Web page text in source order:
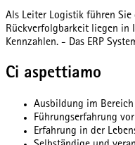
Als Leiter Logistik führen
Rückverfolgbarkeit liegen in
Kennzahlen. - Das ERP
Ci aspettiamo
Ausbildung im
Führungserfahrung
Erfahrung in der